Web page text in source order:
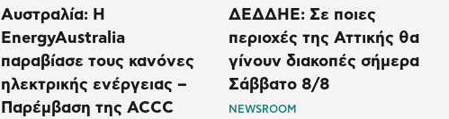
Αυστραλία: Η
EnergyAustralia
παραβίασε τους κανόνες
ηλεκτρικής ενέργειας –
Παρέμβαση της ACCC
ΔΕΔΔΗΕ: Σε ποιες
περιοχές της Αττικής θα
γίνουν διακοπές σήμερα
Σάββατο 8/8
NEWSROOM